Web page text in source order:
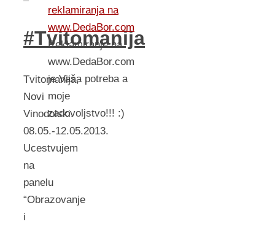
#Tvitomanija
Tvitomanija,
Novi
Vinodolski.
08.05.-12.05.2013.
Ucestvujem
na
panelu
“Obrazovanje
i
reklamiranja na
www.DedaBor.com
Reklamiranje na
www.DedaBor.com
je Vaša potreba a
moje
zadovoljstvo!!! :)